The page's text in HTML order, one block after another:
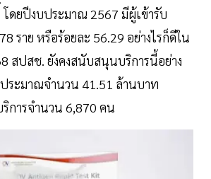
โดยปีงบประมาณ 2567 มีผู้เข้ารับ
ราย หรือร้อยละ 56.29 อย่างไรก็ดีใน
สปสช. ยังคงสนับสนุนบริการนี้อย่าง
ระมาณจำนวน 41.51 ล้านบาท
การจำนวน 6,870 คน